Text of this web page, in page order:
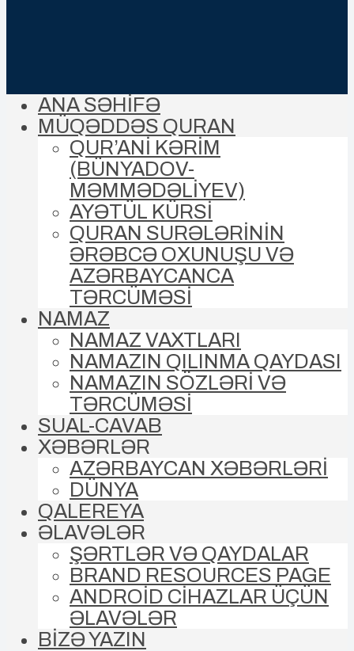
ANA SƏHİFƏ
MÜQƏDDƏS QURAN
QUR’ANİ KƏRİM
(BÜNYADOV-
MƏMMƏDƏLIYEV)
AYƏTÜL KÜRSİ
QURAN SURƏLƏRİNİN
ƏRƏBCƏ OXUNUŞU VƏ
AZƏRBAYCANCA
TƏRCÜMƏSİ
NAMAZ
NAMAZ VAXTLARI
NAMAZIN QILINMA QAYDASI
NAMAZIN SÖZLƏRİ VƏ
TƏRCÜMƏSİ
SUAL-CAVAB
XƏBƏRLƏR
AZƏRBAYCAN XƏBƏRLƏRİ
DÜNYA
QALEREYA
ƏLAVƏLƏR
ŞƏRTLƏR VƏ QAYDALAR
BRAND RESOURCES PAGE
ANDROİD CİHAZLAR ÜÇÜN
ƏLAVƏLƏR
BİZƏ YAZIN